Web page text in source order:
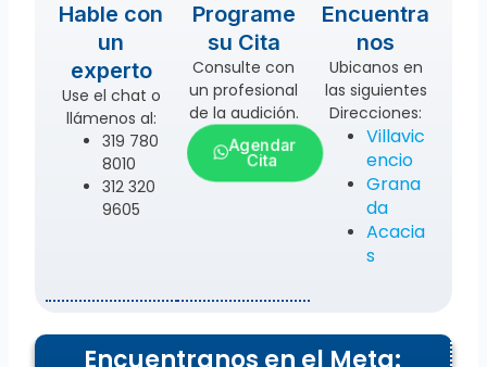
Hable con
un
experto
Use el chat o
llámenos al:
319 780
8010
312 320
9605
Programe
su Cita
Consulte con
un profesional
de la audición.
Agendar
Cita
Encuentra
nos
Ubicanos en
las siguientes
Direcciones:
Villavic
encio
Grana
da
Acacia
s
Encuentranos en el Meta: